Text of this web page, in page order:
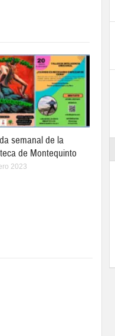
semanal de la
de Montequinto
2023